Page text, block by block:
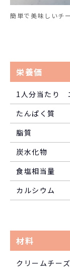
簡単で美味しいチ
栄養価
1人分当たり
たんぱく質
脂質
炭水化物
食塩相当量
カルシウム
材料
クリームチーズ